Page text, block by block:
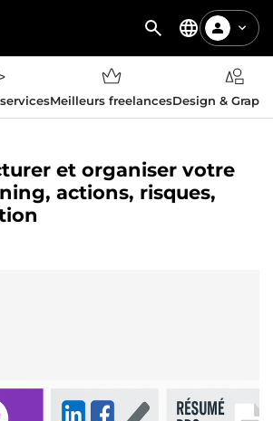
Meilleurs freelancesDesign &
et organiser votre
actions, risques,